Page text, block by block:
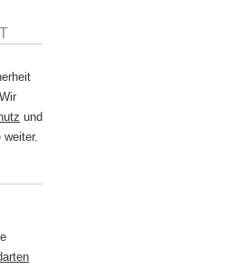
und
weiter.